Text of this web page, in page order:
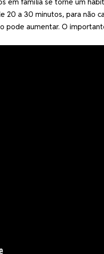
20 a 30 minutos, para não
pode aumentar. O